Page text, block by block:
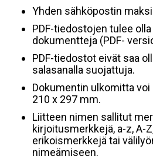
Yhden sähköpostin
PDF-tiedostojen tulee olla
dokumentteja (PDF-
PDF-tiedostot eivät saa
salasanalla suojattuja.
Dokumentin ulkomitta
210 x 297 mm.
Liitteen nimen sallitut
kirjoitusmerkkejä, a-z, A-
erikoismerkkejä tai
nimeämiseen.